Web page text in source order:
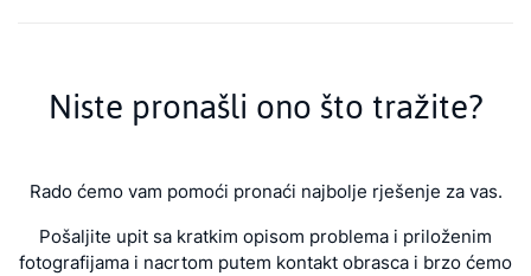
Niste pronašli ono što tražite?
Rado ćemo vam pomoći pronaći najbolje rješenje za vas.
Pošaljite upit sa kratkim opisom problema i priloženim
fotografijama i nacrtom putem kontakt obrasca i brzo ćemo